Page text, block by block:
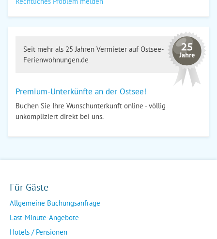
Seit mehr als 25 Jahren Vermieter auf Ostsee-
Ferienwohnungen.de
Premium-Unterkünfte an der Ostsee!
Buchen Sie Ihre Wunschunterkunft online - völlig
unkompliziert direkt bei uns.
Für Gäste
Allgemeine Buchungsanfrage
Last-Minute-Angebote
Hotels / Pensionen